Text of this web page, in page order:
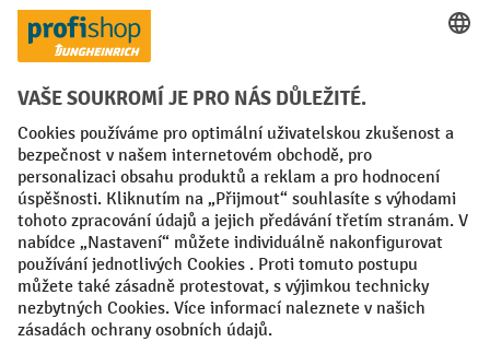
Faktura
Sociální sítě
Facebook
YouTubeLinkedIn
VODP Otisk
Prohlášení o ochraně osobních údajů
Nastavení ochrany osobních údajů